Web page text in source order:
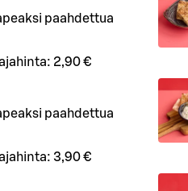
paahdettua
2,90 €
paahdettua
3,90 €